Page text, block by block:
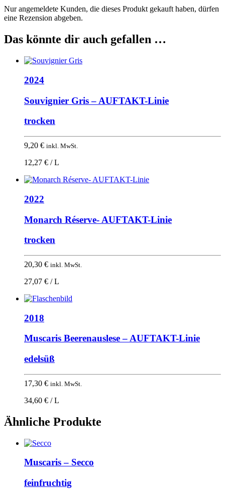
Nur angemeldete Kunden, die dieses Produkt gekauft haben, dürfen
eine Rezension abgeben.
Das könnte dir auch gefallen …
2024
Souvignier Gris – AUFTAKT-Linie
trocken
9,20 € inkl. MwSt.
12,27 € / L
2022
Monarch Réserve- AUFTAKT-Linie
trocken
20,30 € inkl. MwSt.
27,07 € / L
2018
Muscaris Beerenauslese – AUFTAKT-Linie
edelsüß
17,30 € inkl. MwSt.
34,60 € / L
Ähnliche Produkte
Muscaris – Secco
feinfruchtig